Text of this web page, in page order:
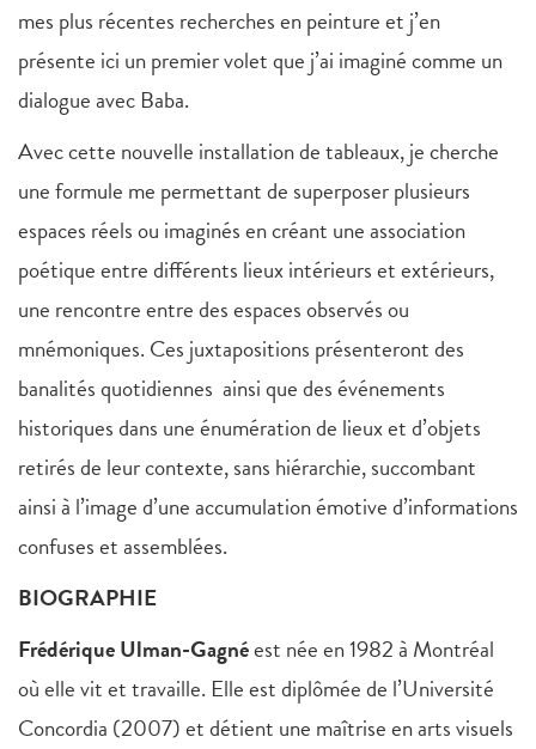
mes plus récentes recherches en peinture et j’en
présente ici un premier volet que j’ai imaginé comme un
dialogue avec Baba.
Avec cette nouvelle installation de tableaux, je cherche
une formule me permettant de superposer plusieurs
espaces réels ou imaginés en créant une association
poétique entre différents lieux intérieurs et extérieurs,
une rencontre entre des espaces observés ou
mnémoniques. Ces juxtapositions présenteront des
banalités quotidiennes ainsi que des événements
historiques dans une énumération de lieux et d’objets
retirés de leur contexte, sans hiérarchie, succombant
ainsi à l’image d’une accumulation émotive d’informations
confuses et assemblées.
BIOGRAPHIE
Frédérique Ulman-Gagnéest née en 1982 à Montréal
où elle vit et travaille. Elle est diplômée de l’Université
Concordia (2007) et détient une maîtrise en arts visuels